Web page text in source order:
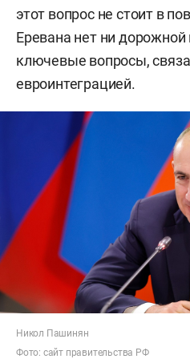
этот вопрос не стоит в
Еревана нет ни дорожной
ключевые вопросы,
евроинтеграцией.
Никол Пашинян
Фото: сайт правительства РФ